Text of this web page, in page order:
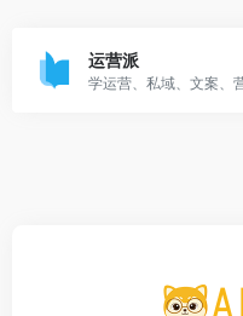
运营派
学运营、私域、文案、